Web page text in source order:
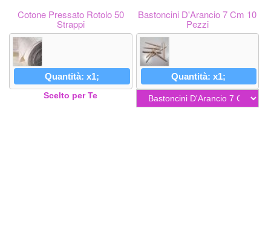
Cotone Pressato Rotolo 50
Strappi
Quantità: x1;
Scelto per Te
Bastoncini D'Arancio 7 Cm 10
Pezzi
Quantità: x1;